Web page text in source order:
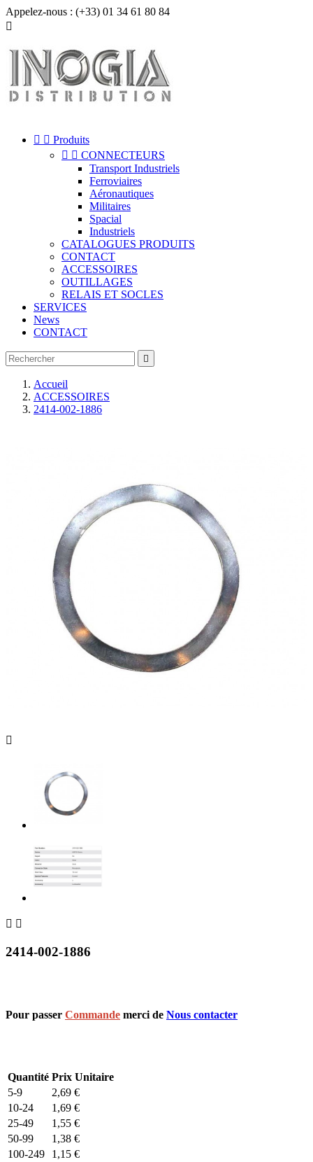
Appelez-nous : (+33) 01 34 61 80 84

  Produits
  CONNECTEURS
Transport Industriels
Ferroviaires
Aéronautiques
Militaires
Spacial
Industriels
CATALOGUES PRODUITS
CONTACT
ACCESSOIRES
OUTILLAGES
RELAIS ET SOCLES
SERVICES
News
CONTACT

Accueil
ACCESSOIRES
2414-002-1886

 
2414-002-1886
Pour passer Commande merci de Nous contacter
Quantité Prix Unitaire
5-9
2,69 €
10-24
1,69 €
25-49
1,55 €
50-99
1,38 €
100-249
1,15 €